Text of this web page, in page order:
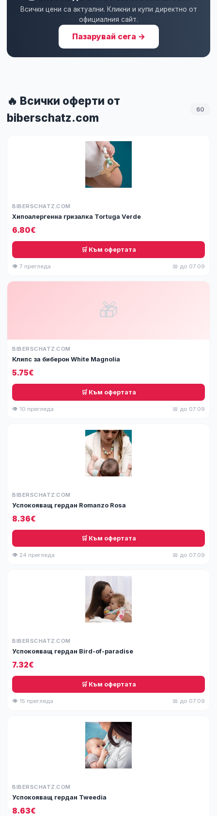
Всички цени са актуални. Кликни и купи директно от
официалния сайт.
Пазарувай сега →
🔥 Всички оферти от
biberschatz.com
60
BIBERSCHATZ.COM
Хипоалергенна гризалка Tortuga Verde
6.80€
🛒 Към офертата
👁 7 прегледа 📅 до 07.09
🎁
BIBERSCHATZ.COM
Клипс за биберон White Magnolia
5.75€
🛒 Към офертата
👁 10 прегледа 📅 до 07.09
BIBERSCHATZ.COM
Успокояващ гердан Romanzo Rosa
8.36€
🛒 Към офертата
👁 24 прегледа 📅 до 07.09
BIBERSCHATZ.COM
Успокояващ гердан Bird-of-paradise
7.32€
🛒 Към офертата
👁 15 прегледа 📅 до 07.09
BIBERSCHATZ.COM
Успокояващ гердан Tweedia
8.63€